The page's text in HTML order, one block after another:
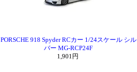
PORSCHE 918 Spyder RCカー 1/24スケール シル
バー MG-RCP24F
1,901円